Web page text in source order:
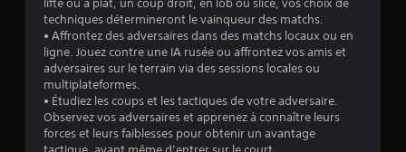
6
techniques détermineront le vainqueur des matchs.
• Affrontez des adversaires dans des matchs locaux ou en
ligne. Jouez contre une IA rusée ou affrontez vos amis et
adversaires sur le terrain via des sessions locales ou
multiplateformes.
• Étudiez les coups et les tactiques de votre adversaire.
Observez vos adversaires et apprenez à connaître leurs
forces et leurs faiblesses pour obtenir un avantage